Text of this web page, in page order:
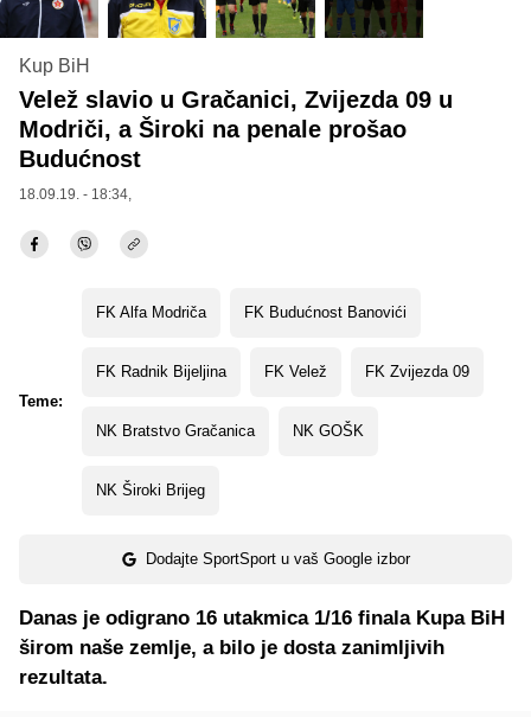
Kup BiH
Velež slavio u Gračanici, Zvijezda 09 u
Modriči, a Široki na penale prošao
Budućnost
18.09.19. - 18:34,
Teme:
FK Alfa Modriča FK Budućnost Banovići
FK Radnik Bijeljina FK Velež FK Zvijezda 09
NK Bratstvo Gračanica NK GOŠK
NK Široki Brijeg
Dodajte SportSport u vaš Google izbor
Danas je odigrano 16 utakmica 1/16 finala Kupa BiH
širom naše zemlje, a bilo je dosta zanimljivih
rezultata.